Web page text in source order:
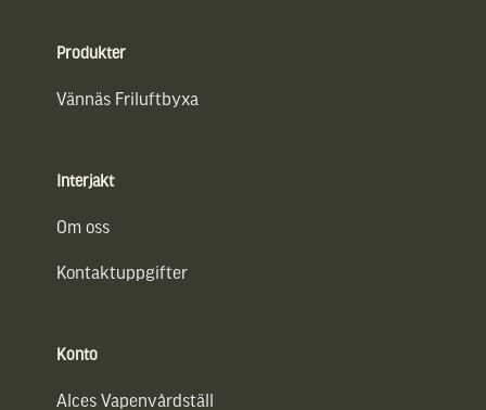
Produkter
Vännäs Friluftbyxa
Interjakt
Om oss
Kontaktuppgifter
Konto
Alces Vapenvårdställ